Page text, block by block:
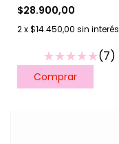
$28.900,00
2x$14.450,00 sin interés
(7)